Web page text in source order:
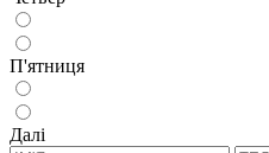
П'ятниця
Далi